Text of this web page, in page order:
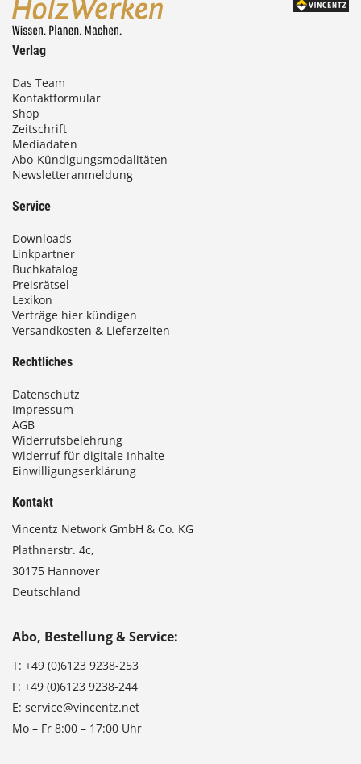
Verlag
Das Team
Kontaktformular
Shop
Zeitschrift
Mediadaten
Abo-Kündigungsmodalitäten
Newsletteranmeldung
Service
Downloads
Linkpartner
Buchkatalog
Preisrätsel
Lexikon
Verträge hier kündigen
Versandkosten & Lieferzeiten
Rechtliches
Datenschutz
Impressum
AGB
Widerrufsbelehrung
Widerruf für digitale Inhalte
Einwilligungserklärung
Kontakt
Vincentz Network GmbH & Co. KG
Plathnerstr. 4c,
30175 Hannover
Deutschland
Abo, Bestellung & Service:
T: +49 (0)6123 9238-253
F: +49 (0)6123 9238-244
E: service@vincentz.net
Mo – Fr 8:00 – 17:00 Uhr